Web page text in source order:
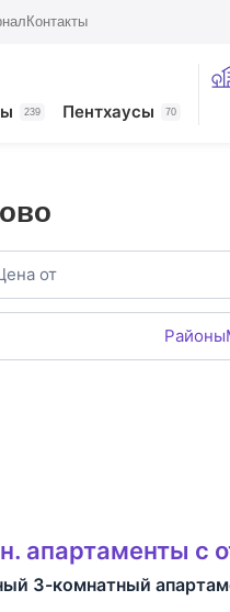
Контакты
239 Пентхаусы 70
от
Районы
апартаменты с
3-комнатный